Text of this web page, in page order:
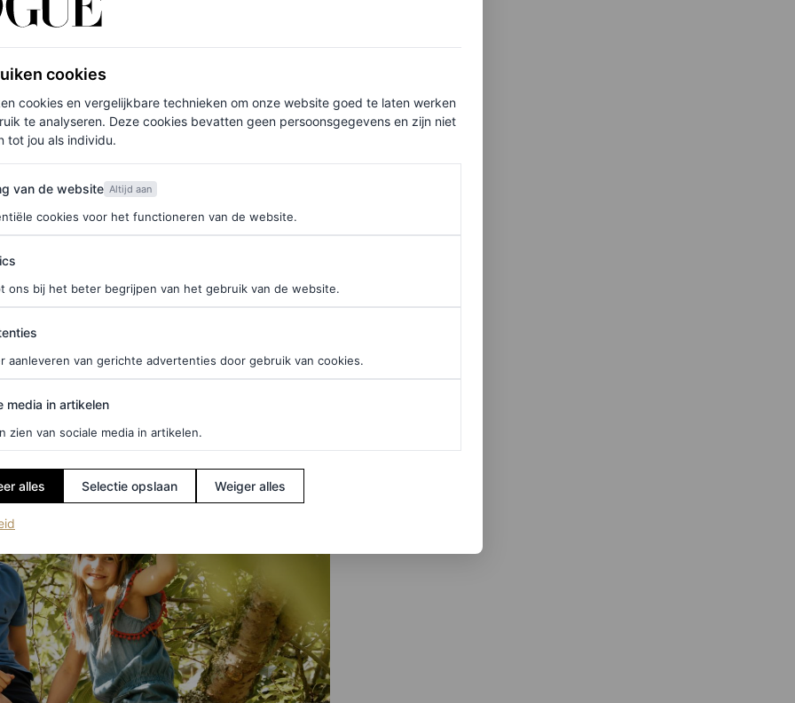
voor de nieuwsbrief en ontvang het
Louis, in haar armen wiegt terwijl hij haar
jouwe”, schreven de prins en prinses van
Moederdag
delen van zichzelf als baby met zijn pas
de hele wereld, en aan degenen die vandaag
jullie een speciale dag”, schreef hij.
cookies
cookies en vergelijkbare technieken om onze website goed te laten werken
te analyseren. Deze cookies bevatten geen persoonsgegevens en zijn niet
tot jou als individu.
de website
van de website Altijd aan
cookies voor het functioneren van de website.
ons bij het beter begrijpen van het gebruik van de website.
aanleveren van gerichte advertenties door gebruik van cookies.
in artikelen
media in artikelen
zien van sociale media in artikelen.
alles Selectie opslaan Weiger alles